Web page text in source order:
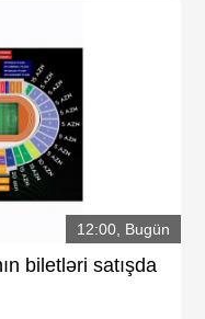
12:00, Bugün
biletləri satışda